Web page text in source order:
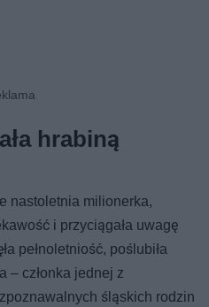
hrabiną
nastoletnia milionerka,
i przyciągała uwagę
pełnoletniość, poślubiła
– członka jednej z
śląskich rodzin